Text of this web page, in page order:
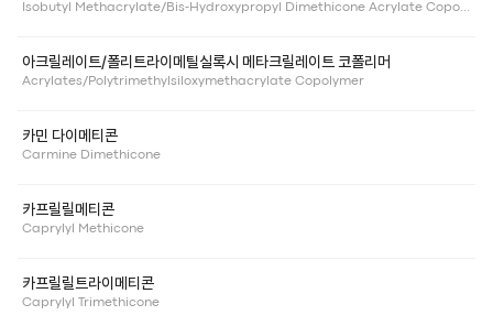
Isobutyl Methacrylate/Bis-Hydroxypropyl Dimethicone Acrylate Copolymer
아크릴레이트/폴리트라이메틸실록시 메타크릴레이트 코폴리머
Acrylates/Polytrimethylsiloxymethacrylate Copolymer
카민 다이메티콘
Carmine Dimethicone
카프릴릴메티콘
Caprylyl Methicone
카프릴릴트라이메티콘
Caprylyl Trimethicone